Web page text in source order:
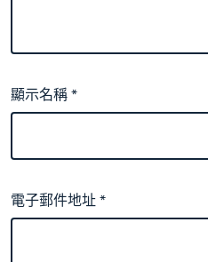
顯示名稱*
電子郵件地址*